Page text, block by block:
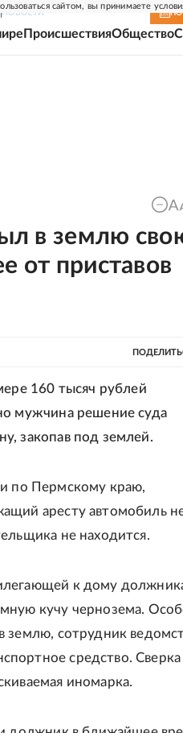
сайтом, вы принимаете
НОВОСТИ
ПроисшествияОбщество
в землю
от приставов
160 тысяч рублей
мужчина решение суда
закопав под землей.
по Пермскому краю,
аресту автомобиль
не находится.
к дому
кучу чернозема.
землю, сотрудник
средство. Сверка
иномарка.